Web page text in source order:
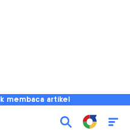
membaca artikel